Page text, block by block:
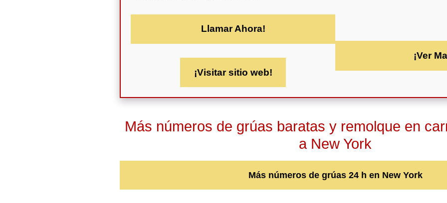
Llamar Ahora!
¡Visitar sitio web!
¡Ver
Más números de grúas baratas y remolque en
a New York
Más números de grúas 24 h en New York